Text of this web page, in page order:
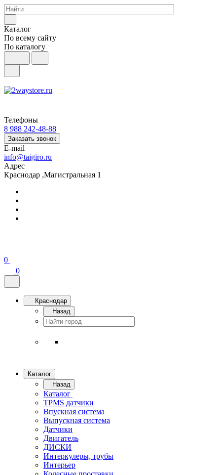
Каталог
По всему сайту
По каталогу
Телефоны
8 988 242-48-88
Заказать звонок
E-mail
info@taigiro.ru
Адрес
Краснодар ,Магистральная 1
0
0
Краснодар
Назад
Каталог
Назад
Каталог
TPMS датчики
Впускная система
Выпускная система
Датчики
Двигатель
ДИСКИ
Интеркулеры, трубы
Интерьер